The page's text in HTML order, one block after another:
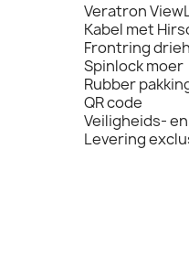
Veratron
Kabel met
Frontring
Spinlock moer
Rubber
QR code
Veiligheids-
Levering